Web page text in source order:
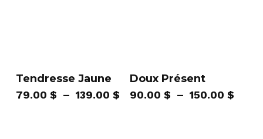
Tendresse Jaune
79.00 $ – 139.00 $Plage
Doux Présent
90.00$ – 150.00$